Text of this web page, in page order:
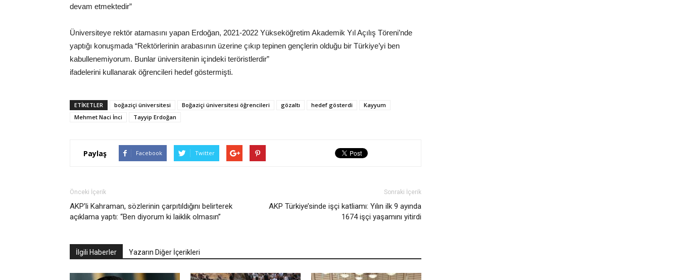
devam etmektedir”
Üniversiteye rektör atamasını yapan Erdoğan, 2021-2022 Yükseköğretim Akademik Yıl Açılış Töreni’nde
yaptığı konuşmada “Rektörlerinin arabasının üzerine çıkıp tepinen gençlerin olduğu bir Türkiye’yi ben
kabullenemiyorum. Bunlar üniversitenin içindeki teröristlerdir”
ifadelerini kullanarak öğrencileri hedef göstermişti.
ETIKETLER boğaziçi üniversitesi Boğaziçi üniversitesi öğrencileri gözaltı hedef gösterdi
Kayyum
Mehmet Naci İnci
Tayyip Erdoğan
Paylaş Facebook Twitter
Önceki İçerik
AKP’li Kahraman, sözlerinin çarpıtıldığını belirterek
açıklama yaptı: “Ben diyorum ki laiklik olmasın”
Sonraki İçerik
AKP Türkiye’sinde işçi katliamı: Yılın ilk 9 ayında
1674 işçi yaşamını yitirdi
İlgili Haberler Yazarın Diğer İçerikleri